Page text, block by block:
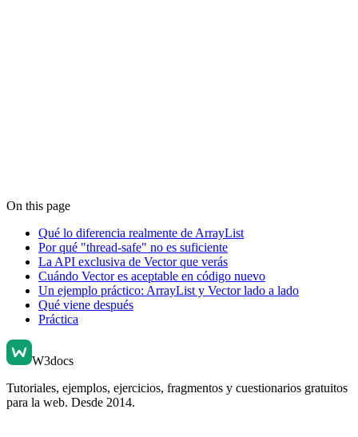
On this page
Qué lo diferencia realmente de ArrayList
Por qué "thread-safe" no es suficiente
La API exclusiva de Vector que verás
Cuándo Vector es aceptable en código nuevo
Un ejemplo práctico: ArrayList y Vector lado a lado
Qué viene después
Práctica
W3docs
Tutoriales, ejemplos, ejercicios, fragmentos y cuestionarios gratuitos
para la web. Desde 2014.